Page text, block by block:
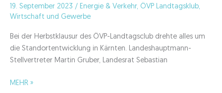
19. September 2023 / Energie & Verkehr, ÖVP Landtagsklub,
Wirtschaft und Gewerbe
Bei der Herbstklausur des ÖVP-Landtagsclub drehte alles um
die Standortentwicklung in Kärnten. Landeshauptmann-
Stellvertreter Martin Gruber, Landesrat Sebastian
Klausur:
MEHR »